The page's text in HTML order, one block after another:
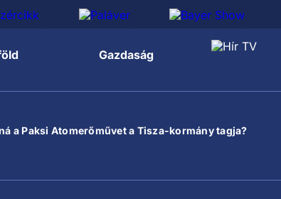
Gazdaság
a Paksi Atomerőművet a Tisza-kormány tagja?